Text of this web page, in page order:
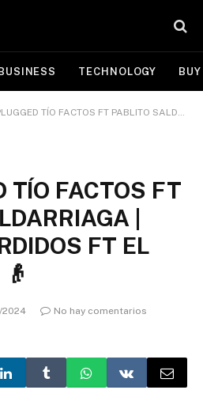
TECHNOLOGY
TÍO FACTOS FT PABLITO SALDARRIAGA | PILOTOS PERDIDOS FT EL TIO FACTUS 👴
TÍO FACTOS FT
|
FT EL
2024
No hay comentarios